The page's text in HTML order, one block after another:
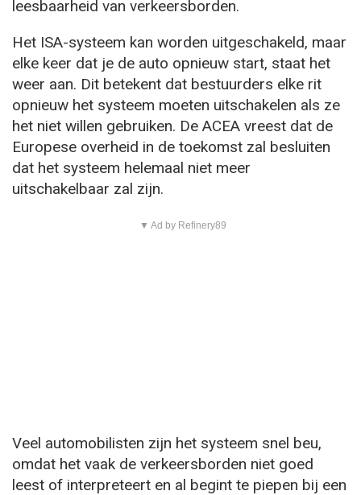
leesbaarheid van verkeersborden.
Het ISA-systeem kan worden uitgeschakeld, maar
elke keer dat je de auto opnieuw start, staat het
weer aan. Dit betekent dat bestuurders elke rit
opnieuw het systeem moeten uitschakelen als ze
het niet willen gebruiken. De ACEA vreest dat de
Europese overheid in de toekomst zal besluiten
dat het systeem helemaal niet meer
uitschakelbaar zal zijn.
▼ Ad by Refinery89
Veel automobilisten zijn het systeem snel beu,
omdat het vaak de verkeersborden niet goed
leest of interpreteert en al begint te piepen bij een